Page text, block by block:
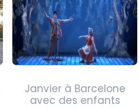
Janvier à Barcelone
avec des enfants